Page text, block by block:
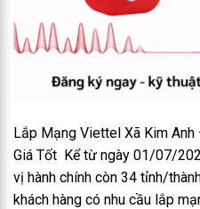
Lắp Mạng Viettel Xã Kim Anh
Giá Tốt Kể từ ngày 01/07/
vị hành chính còn 34 tỉnh/
khách hàng có nhu cầu lắp